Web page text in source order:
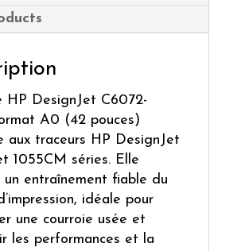
HP DesignJet C6072-
A0 (42 pouces)
aux traceurs HP DesignJet
1055CM séries. Elle
entraînement fiable du
idéale pour
une courroie usée et
les performances et la